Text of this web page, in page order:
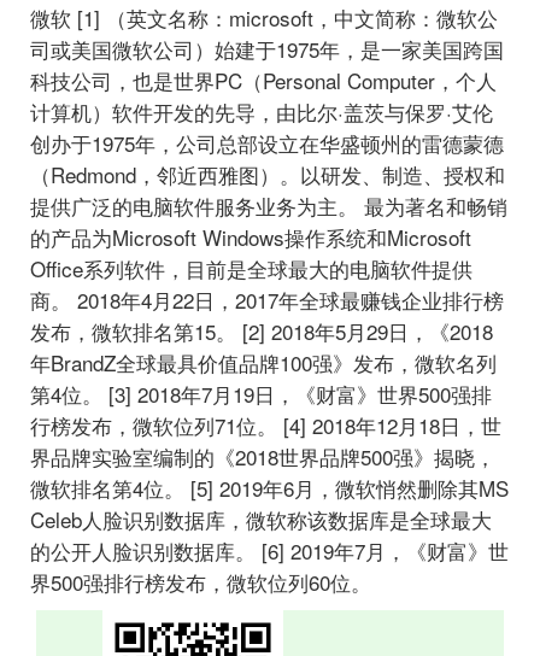
微软 [1] （英文名称：microsoft，中文简称：微软公
司或美国微软公司）始建于1975年，是一家美国跨国
科技公司，也是世界PC（Personal Computer，个人
计算机）软件开发的先导，由比尔·盖茨与保罗·艾伦
创办于1975年，公司总部设立在华盛顿州的雷德蒙德
（Redmond，邻近西雅图）。以研发、制造、授权和
提供广泛的电脑软件服务业务为主。 最为著名和畅销
的产品为Microsoft Windows操作系统和Microsoft
Office系列软件，目前是全球最大的电脑软件提供
商。 2018年4月22日，2017年全球最赚钱企业排行榜
发布，微软排名第15。 [2] 2018年5月29日，《2018
年BrandZ全球最具价值品牌100强》发布，微软名列
第4位。 [3] 2018年7月19日，《财富》世界500强排
行榜发布，微软位列71位。 [4] 2018年12月18日，世
界品牌实验室编制的《2018世界品牌500强》揭晓，
微软排名第4位。 [5] 2019年6月，微软悄然删除其MS
Celeb人脸识别数据库，微软称该数据库是全球最大
的公开人脸识别数据库。 [6] 2019年7月，《财富》世
界500强排行榜发布，微软位列60位。